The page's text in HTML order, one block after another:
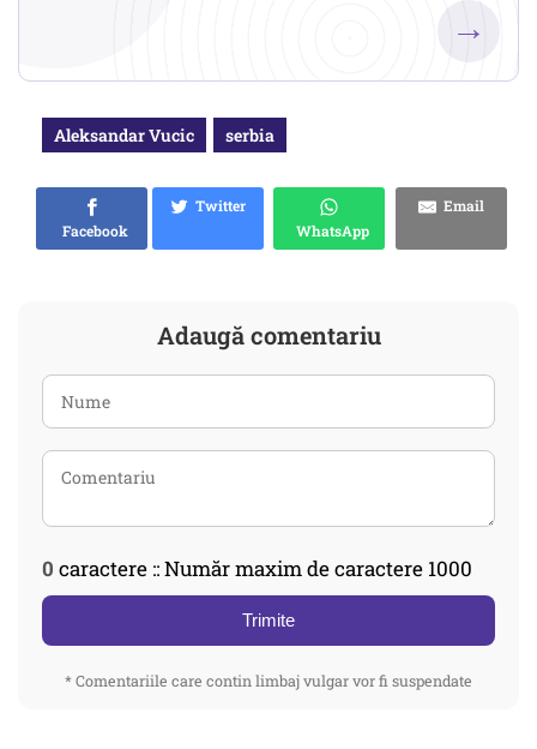
→
Aleksandar Vucic serbia
Facebook
Twitter
WhatsApp
Email
Adaugă comentariu
0 caractere :: Număr maxim de caractere 1000
Trimite
* Comentariile care contin limbaj vulgar vor fi suspendate